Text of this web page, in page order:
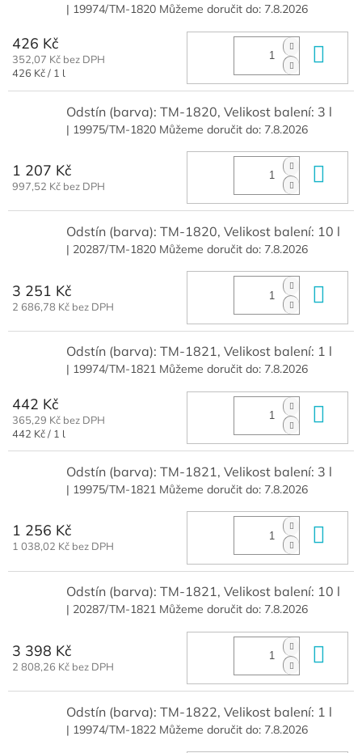
| 19974/TM-1820 Můžeme doručit do: 7.8.2026
426 Kč
352,07 Kč bez DPH
Měrná
426 Kč / 1 l
Odstín (barva): TM-1820, Velikost balení: 3 l
| 19975/TM-1820 Můžeme doručit do: 7.8.2026
1 207 Kč
997,52 Kč bez DPH
Odstín (barva): TM-1820, Velikost balení: 10 l
| 20287/TM-1820 Můžeme doručit do: 7.8.2026
3 251 Kč
2 686,78 Kč bez DPH
Odstín (barva): TM-1821, Velikost balení: 1 l
| 19974/TM-1821 Můžeme doručit do: 7.8.2026
442 Kč
365,29 Kč bez DPH
Měrná
442 Kč / 1 l
Odstín (barva): TM-1821, Velikost balení: 3 l
| 19975/TM-1821 Můžeme doručit do: 7.8.2026
1 256 Kč
1 038,02 Kč bez DPH
Odstín (barva): TM-1821, Velikost balení: 10 l
| 20287/TM-1821 Můžeme doručit do: 7.8.2026
3 398 Kč
2 808,26 Kč bez DPH
Odstín (barva): TM-1822, Velikost balení: 1 l
| 19974/TM-1822 Můžeme doručit do: 7.8.2026